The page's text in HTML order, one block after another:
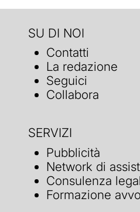
SU DI NOI
Contatti
La redazione
Seguici
Collabora
SERVIZI
Pubblicità
Network di
Consulenza
Formazione